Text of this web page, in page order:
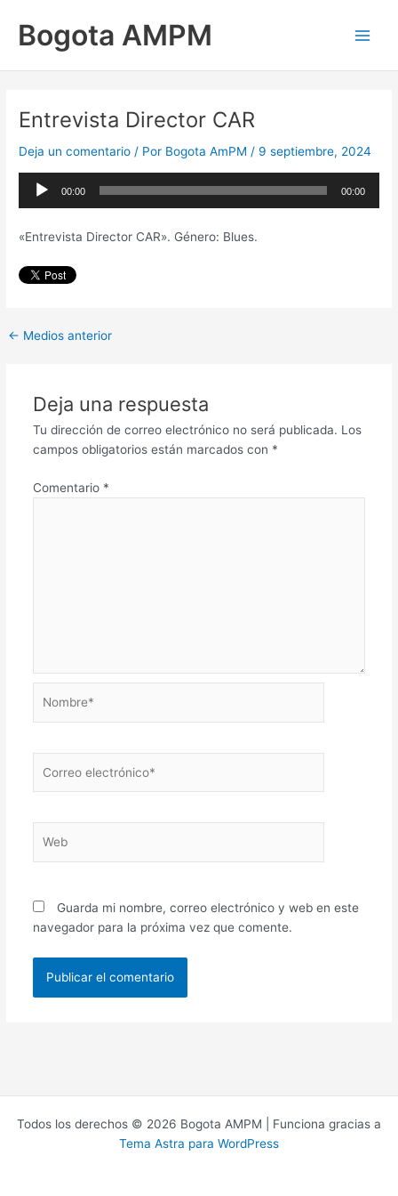
contenido
Bogota AMPM
Entrevista Director CAR
Deja un comentario / Por Bogota AmPM / 9 septiembre, 2024
Reproductor
00:00 00:00
«Entrevista Director CAR». Género: Blues.
← Medios anterior
Deja una respuesta
Tu dirección de correo electrónico no será publicada. Los
campos obligatorios están marcados con *
Comentario *
electrónico*
Guarda mi nombre, correo electrónico y web en este
navegador para la próxima vez que comente.
Todos los derechos © 2026 Bogota AMPM | Funciona gracias a
Tema Astra para WordPress